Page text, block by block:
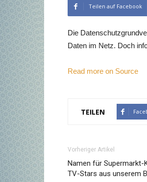
Teilen auf Facebook
Die
Daten im Netz. Doch
Read more on Source
TEILEN
Vorheriger Artikel
Namen für Supermarkt-
TV-Stars aus unserem